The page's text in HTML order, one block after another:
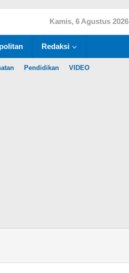
Kamis, 6 Agustus 2026
Redaksi
Pendidikan VIDEO